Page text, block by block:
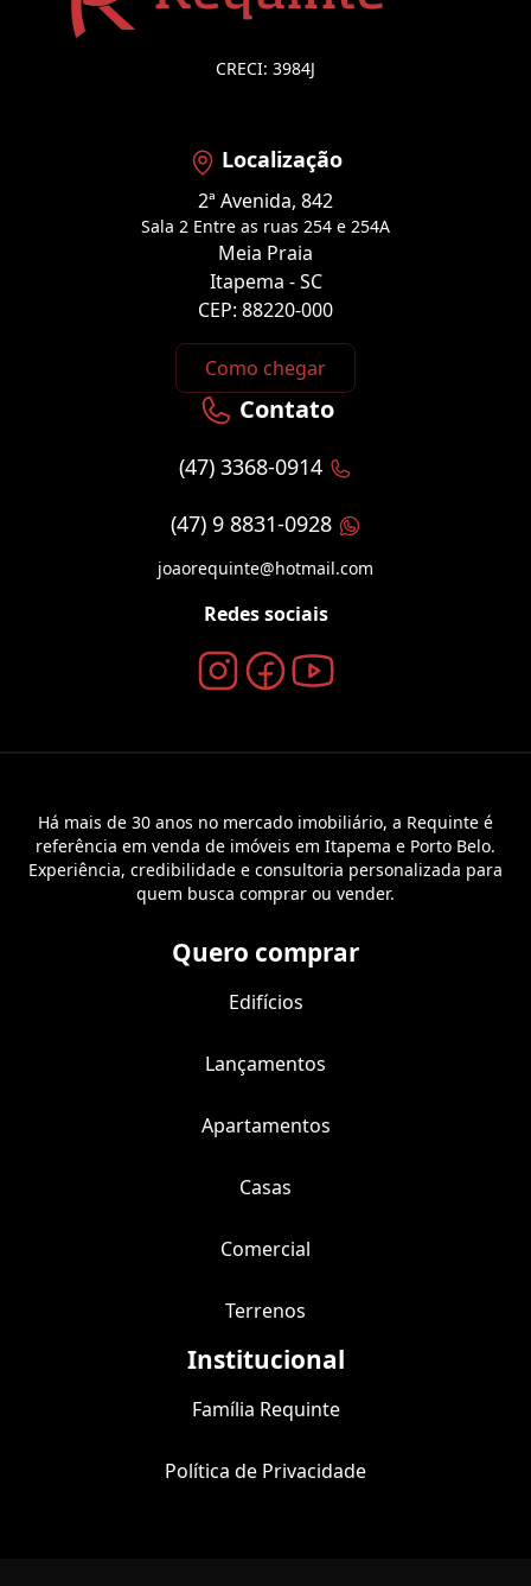
CRECI: 3984J
Localização
2ª Avenida, 842
Sala 2 Entre as ruas 254 e 254A
Meia Praia
Itapema - SC
CEP: 88220-000
Como chegar
Contato
(47) 3368-0914
(47) 9 8831-0928
joaorequinte@hotmail.com
Redes sociais
Há mais de 30 anos no mercado imobiliário, a Requinte é
referência em venda de imóveis em Itapema e Porto Belo.
Experiência, credibilidade e consultoria personalizada para
quem busca comprar ou vender.
Quero comprar
Edifícios
Lançamentos
Apartamentos
Casas
Comercial
Terrenos
Institucional
Família Requinte
Política de Privacidade